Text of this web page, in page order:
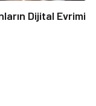
Dijital Evrimi